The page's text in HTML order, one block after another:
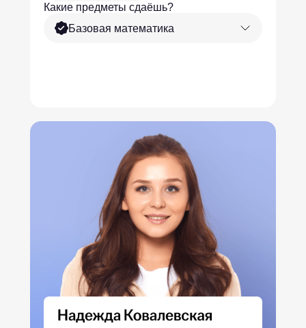
Какие предметы сдаёшь?
Базовая математика